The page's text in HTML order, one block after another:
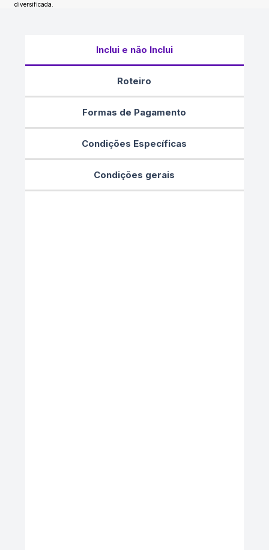
diversificada.
Inclui e não Inclui
Roteiro
Formas de Pagamento
Condições Específicas
Condições gerais